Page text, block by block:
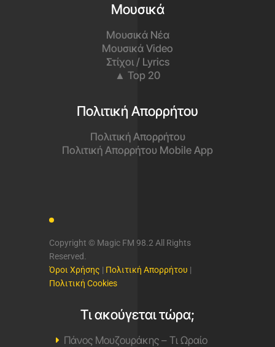
Μουσικά
Μουσικά Νέα
Μουσικά Video
Στίχοι / Lyrics
▲ Top 20
Πολιτική Απορρήτου
Πολιτική Απορρήτου
Πολιτική Απορρήτου Mobile App
Copyright © Magic FM 98.2 All Rights
Reserved.
Όροι Χρήσης | Πολιτική Απορρήτου |
Πολιτική Cookies
Τι ακούγεται τώρα;
Πάνος Μουζουράκης – Τι Ωραίο